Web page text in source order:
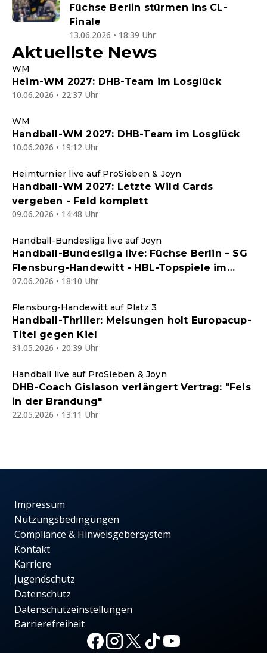
Füchse Berlin stürmen ins CL-
Finale
13.06.2026 • 18:39 Uhr
Aktuellste News
WM
Heim-WM 2027: DHB-Team im Losglück
10.06.2026 • 22:37 Uhr
WM
Handball-WM 2027: DHB-Team im Losglück
10.06.2026 • 19:12 Uhr
Heimturnier live auf ProSieben & Joyn
Handball-WM 2027: Letzte Wild Cards
vergeben - Feld komplett
09.06.2026 • 14:48 Uhr
Handball-Bundesliga live auf Joyn
Handball-Bundesliga live: Füchse Berlin – SG
Flensburg-Handewitt - HBL-Topspiele im
kostenlosen Stream auf Joyn
07.06.2026 • 18:10 Uhr
Flensburg-Handewitt auf Platz 3
Handball-Thriller: Melsungen holt Europacup-
Titel gegen Kiel
31.05.2026 • 20:39 Uhr
Handball live auf ProSieben & Joyn
DHB-Coach Gislason verlängert Vertrag: "Fels
in der Brandung"
22.05.2026 • 13:11 Uhr
Impressum
Nutzungsbedingungen
Compliance & Hinweisgebersystem
Kontakt
Karriere
Jugendschutz
Datenschutz
Datenschutzeinstellungen
Barrierefreiheit